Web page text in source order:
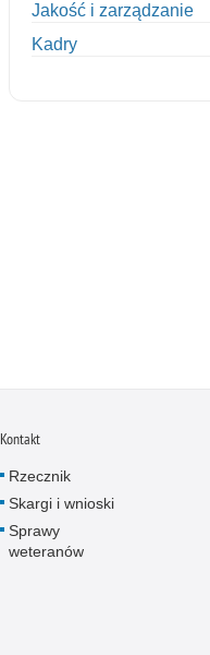
Jakość i zarządzanie
Kadry
Nielegalny handel
Nietrzeźwi kierujący
Nietrzeźwi opiekunowie
Nietrzeźwi pracownicy
Kontakt
Rzecznik
Skargi i wnioski
Sprawy
weteranów